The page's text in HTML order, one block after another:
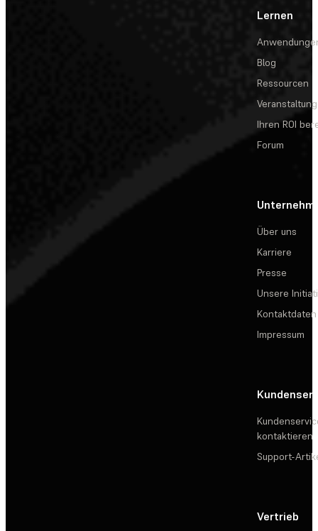
Lernen
Blog
Ressourcen
Ihren ROI
Forum
Über uns
Karriere
Presse
Unsere
Kontaktdaten
Impressum
kontaktieren
Support-
Vertrieb